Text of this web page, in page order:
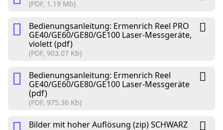
(PDF, 1.19 Mb)
Bedienungsanleitung: Ermenrich Reel PRO
GE40/GE60/GE80/GE100 Laser-Messgeräte,
violett (pdf)
(PDF, 903.07 Kb)
Bedienungsanleitung: Ermenrich Reel
GE40/GE60/GE80/GE100 Laser-Messgeräte
(pdf)
(PDF, 975.36 Kb)
Bilder mit hoher Auflösung (zip) SCHWARZ